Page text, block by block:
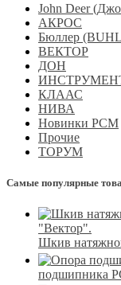
John Deer
АКРОС
Бюллер
ВЕКТОР
ДОН
КЛААС
НИВА
Новинки РСМ
Прочие
ТОРУМ
Самые популярные
Шкив
подшипника